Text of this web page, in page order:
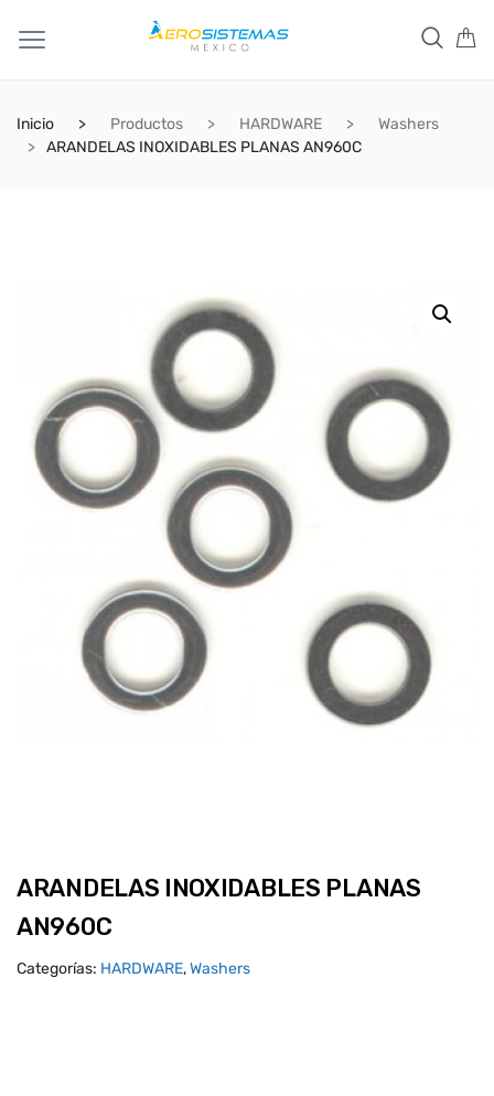
Inicio Productos HARDWARE
Washers
ARANDELAS INOXIDABLES PLANAS AN960C
ARANDELAS INOXIDABLES PLANAS
AN960C
Categorías: HARDWARE,Washers